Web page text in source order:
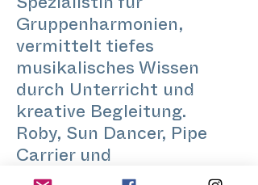
Spezialistin für
Gruppenharmonien,
vermittelt tiefes
musikalisches Wissen
durch Unterricht und
kreative Begleitung.
Roby, Sun Dancer, Pipe
Carrier und
Wegbegleiterin des